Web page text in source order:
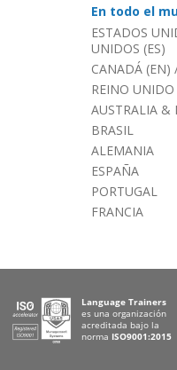
En todo el
ESTADOS
UNIDOS (ES)
CANADÁ (EN)
REINO
AUSTRALIA &
BRASIL
ALEMANIA
ESPAÑA
PORTUGAL
FRANCIA